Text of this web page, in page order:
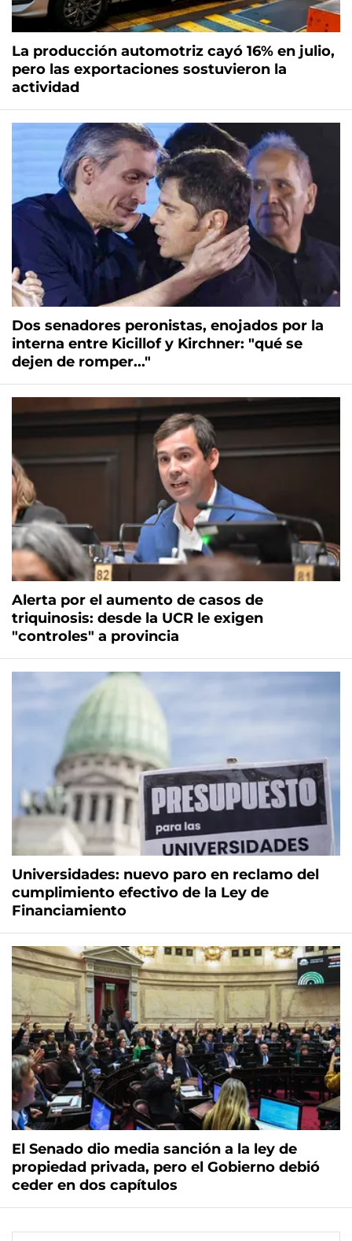
La producción automotriz cayó 16% en julio,
pero las exportaciones sostuvieron la
actividad
Dos senadores peronistas, enojados por la
interna entre Kicillof y Kirchner: "qué se
dejen de romper..."
Alerta por el aumento de casos de
triquinosis: desde la UCR le exigen
"controles" a provincia
Universidades: nuevo paro en reclamo del
cumplimiento efectivo de la Ley de
Financiamiento
El Senado dio media sanción a la ley de
propiedad privada, pero el Gobierno debió
ceder en dos capítulos